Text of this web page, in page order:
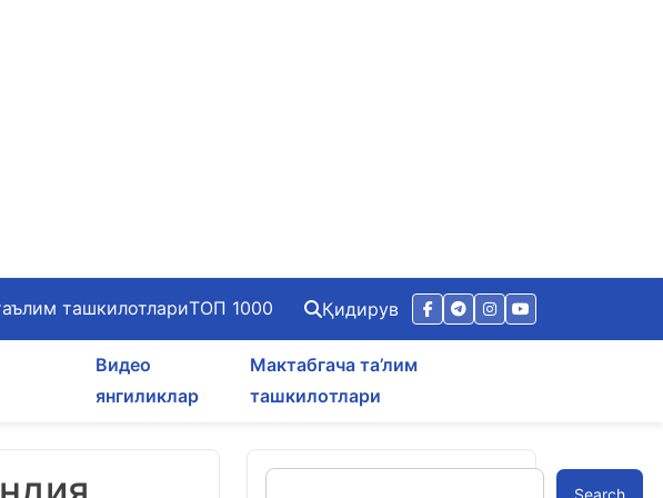
ташкилотлариТОП 1000 Қидирув
Видео
янгиликлар
Мактабгача та’лим
ташкилотлари
Search